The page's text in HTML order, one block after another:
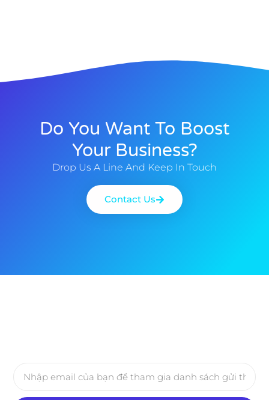
Do You Want To Boost
Your Business?
Drop Us A Line And Keep In Touch
Contact Us